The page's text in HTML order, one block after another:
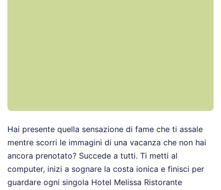
Hai presente quella sensazione di fame che ti assale
mentre scorri le immagini di una vacanza che non hai
ancora prenotato? Succede a tutti. Ti metti al
computer, inizi a sognare la costa ionica e finisci per
guardare ogni singola Hotel Melissa Ristorante